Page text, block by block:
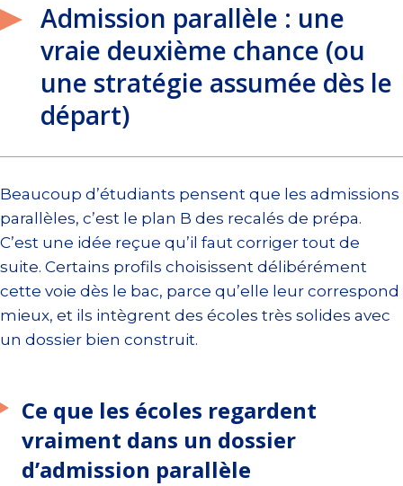
Admission parallèle : une
vraie deuxième chance (ou
une stratégie assumée dès le
départ)
Beaucoup d’étudiants pensent que les admissions
parallèles, c’est le plan B des recalés de prépa.
C’est une idée reçue qu’il faut corriger tout de
suite. Certains profils choisissent délibérément
cette voie dès le bac, parce qu’elle leur correspond
mieux, et ils intègrent des écoles très solides avec
un dossier bien construit.
Ce que les écoles regardent
vraiment dans un dossier
d’admission parallèle